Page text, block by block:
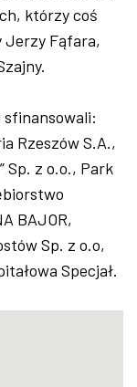
którzy coś
Jerzy Fąfara,
sfinansowali:
Rzeszów S.A.,
Sp. z o.o., Park
BAJOR,
Sp. z o.o,
Specjał.